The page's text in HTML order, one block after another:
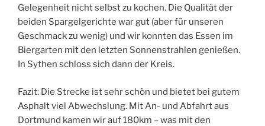
Gelegenheit nicht selbst zu kochen. Die Qualität der
beiden Spargelgerichte war gut (aber für unseren
Geschmack zu wenig) und wir konnten das Essen im
Biergarten mit den letzten Sonnenstrahlen genießen.
In Sythen schloss sich dann der Kreis.
Fazit: Die Strecke ist sehr schön und bietet bei gutem
Asphalt viel Abwechslung. Mit An- und Abfahrt aus
Dortmund kamen wir auf 180km – was mit den